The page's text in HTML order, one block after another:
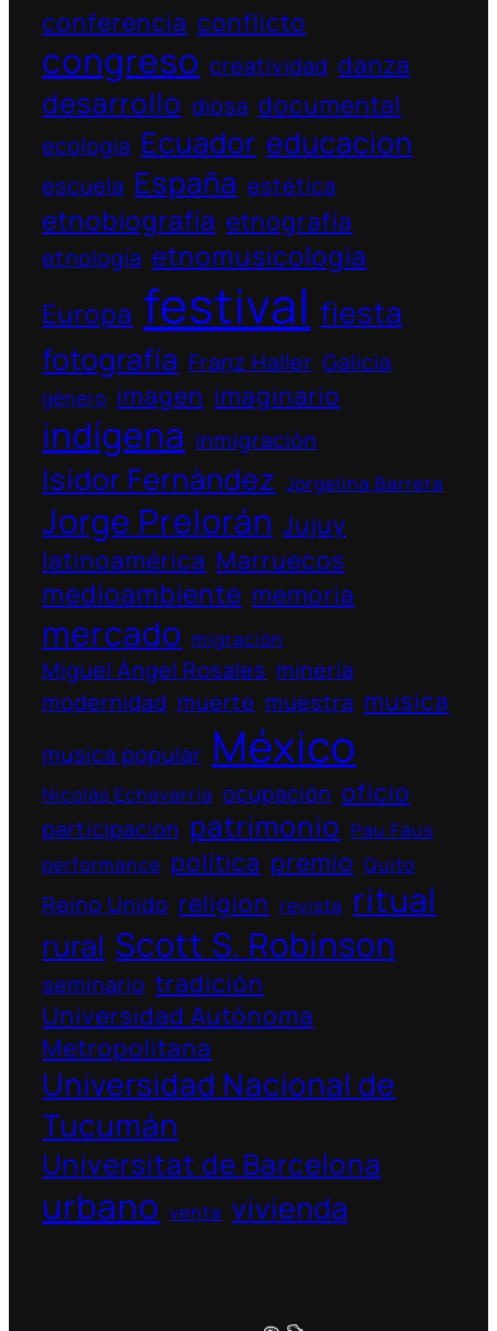
conferencia conflicto
congreso creatividad danza
desarrollo diosa documental
ecologia Ecuador educacion
escuela España estética
etnobiografía etnografía
etnología etnomusicologia
Europa festival fiesta
fotografía Franz Haller Galicia
género imagen imaginario
indígena inmigración
Isidor Fernàndez Jorgelina Barrera
Jorge Prelorán Jujuy
latinoamérica Marruecos
medioambiente memoria
mercado migración
Miguel Ángel Rosales minería
modernidad muerte muestra musica
musica popular México
Nicolás Echevarría ocupación oficio
participacion patrimonio Pau Faus
performance política premio Quito
Reino Unido religion revista ritual
rural Scott S. Robinson
seminario tradición
Universidad Autónoma
Metropolitana
Universidad Nacional de
Tucumán
Universitat de Barcelona
urbano venta vivienda